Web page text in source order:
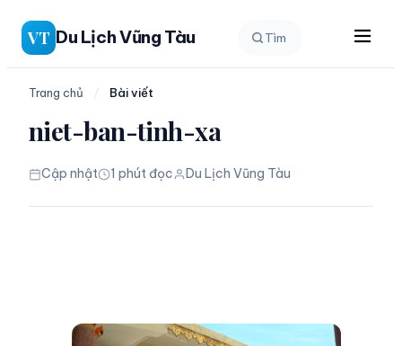
Chuyển
đến
phần
VT Du Lịch Vũng Tàu Tìm
Trang chủ / Bài viết
niet-ban-tinh-xa
Cập nhật 1 phút đọc Du Lịch Vũng Tàu